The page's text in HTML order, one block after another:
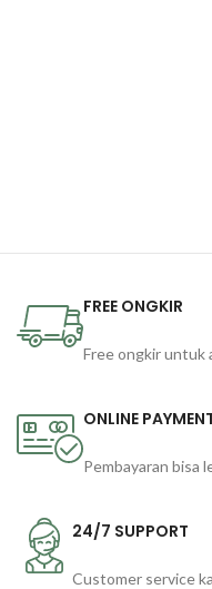
FREE ONGKIR
Free ongkir untuk
ONLINE
Pembayaran bisa
24/7 SUPPORT
Customer service